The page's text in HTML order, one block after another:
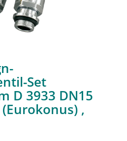
Set
D 3933 DN15
,